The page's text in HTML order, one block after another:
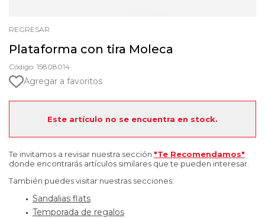
REGRESAR
Plataforma con tira Moleca
Código: 15808014
Agregar a favoritos
Este artículo no se encuentra en stock.
Te invitamos a revisar nuestra sección "Te Recomendamos"
donde encontrarás artículos similares que te pueden interesar.
También puedes visitar nuestras secciones:
Sandalias flats
Temporada de regalos